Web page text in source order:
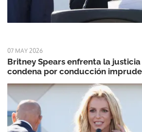
07 MAY 2026
Britney Spears enfrenta la
condena por conducción